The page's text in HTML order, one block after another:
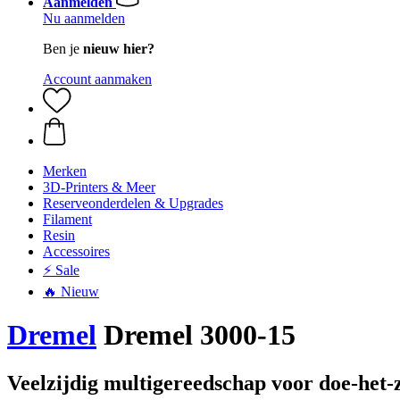
Nu aanmelden
Ben je nieuw hier?
Account aanmaken
Merken
3D-Printers & Meer
Reserveonderdelen & Upgrades
Filament
Resin
Accessoires
⚡ Sale
🔥 Nieuw
Dremel Dremel 3000-15
Veelzijdig multigereedschap voor doe-het-